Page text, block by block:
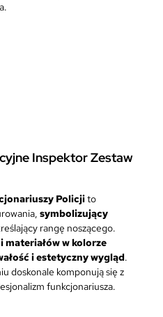
Inspektor Zestaw
Policjito
symbolizujący
rangę noszącego.
materiałów w kolorze
i estetyczny wygląd.
doskonale komponują się z
funkcjonariusza.​